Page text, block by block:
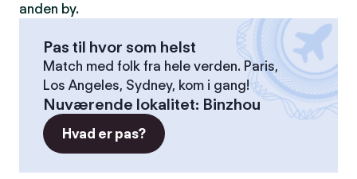
anden by.
Pas til hvor som helst
Match med folk fra hele verden. Paris,
Los Angeles, Sydney, kom i gang!
Nuværende lokalitet: Binzhou
Hvad er pas?